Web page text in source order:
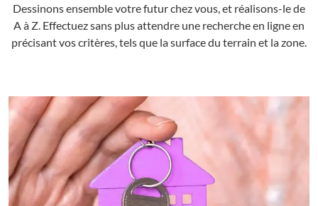
Dessinons ensemble votre futur chez vous, et réalisons-le de
A à Z. Effectuez sans plus attendre une recherche en ligne en
précisant vos critères, tels que la surface du terrain et la zone.